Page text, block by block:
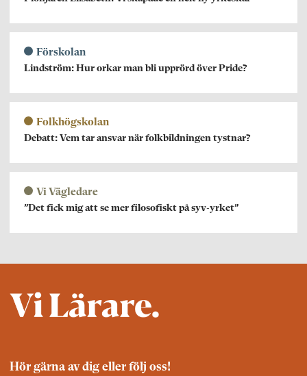
Förskolan
Lindström: Hur orkar man bli upprörd över Pride?
Folkhögskolan
Debatt: Vem tar ansvar när folkbildningen tystnar?
Vi Vägledare
”Det fick mig att se mer filosofiskt på syv-yrket”
Hör gärna av dig eller följ oss!